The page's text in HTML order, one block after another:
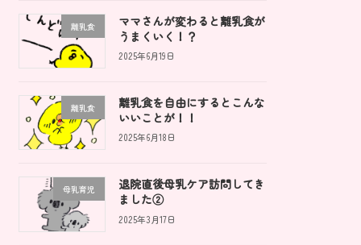
離乳食
ママさんが変わると離乳食が
うまくいく！？
2025年6月19日
離乳食
離乳食を自由にするとこんな
いいことが！！
2025年6月18日
母乳育児
退院直後母乳ケア訪問してき
ました②
2025年3月17日